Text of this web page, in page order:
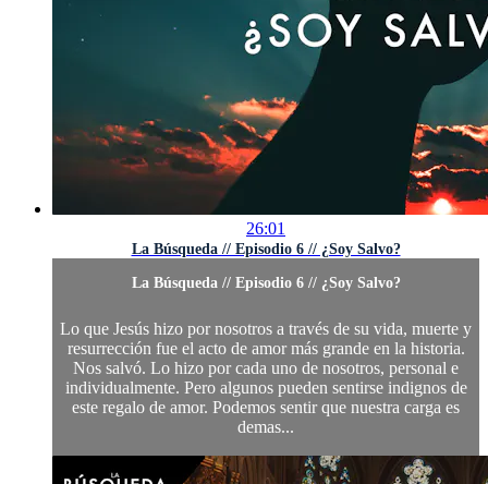
26:01
La Búsqueda // Episodio 6 // ¿Soy Salvo?
La Búsqueda // Episodio 6 // ¿Soy Salvo?
Lo que Jesús hizo por nosotros a través de su vida, muerte y
resurrección fue el acto de amor más grande en la historia.
Nos salvó. Lo hizo por cada uno de nosotros, personal e
individualmente. Pero algunos pueden sentirse indignos de
este regalo de amor. Podemos sentir que nuestra carga es
demas...